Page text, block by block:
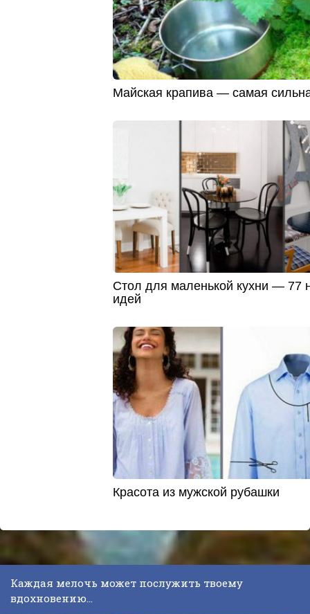
Майская крапива — самая
Стол для маленькой кухни — 77
идей
Красота из мужской рубашки
Каждая мелочь может послужить твоему
вдохновению...